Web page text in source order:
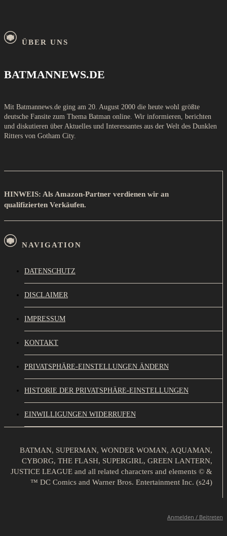
ÜBER UNS
BATMANNEWS.DE
Mit Batmannews.de ging am 20. August 2000 die heute wohl größte
deutsche Fansite zum Thema Batman online. Wir informieren, berichten
und diskutieren über Aktuelles und Interessantes aus der Welt des Dunklen
Ritters von Gotham City.
HINWEIS: Als Amazon-Partner verdienen wir an
qualifizierten Verkäufen.
NAVIGATION
DATENSCHUTZ
DISCLAIMER
IMPRESSUM
KONTAKT
PRIVATSPHÄRE-EINSTELLUNGEN ÄNDERN
HISTORIE DER PRIVATSPHÄRE-EINSTELLUNGEN
EINWILLIGUNGEN WIDERRUFEN
BATMAN, SUPERMAN, WONDER WOMAN, AQUAMAN,
CYBORG, THE FLASH, SUPERGIRL, GREEN LANTERN,
JUSTICE LEAGUE and all related characters and elements © &
™ DC Comics and Warner Bros. Entertainment Inc. (s24)
Anmelden / Beitreten